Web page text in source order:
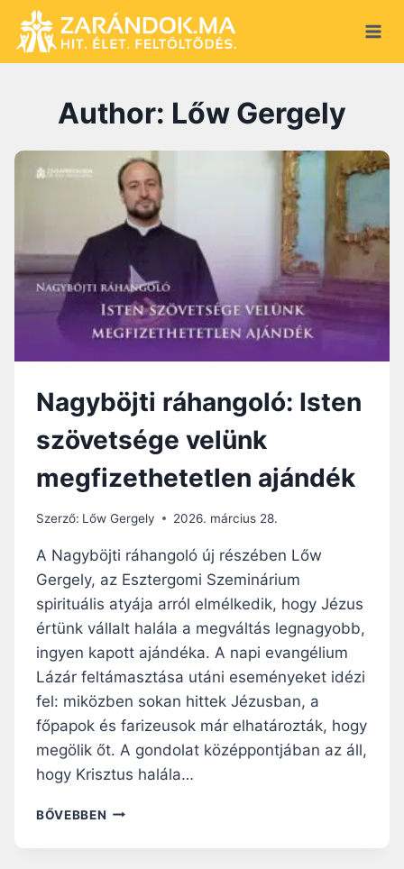
content
Author: Lőw Gergely
Nagyböjti ráhangoló: Isten
szövetsége velünk
megfizethetetlen ajándék
Szerző: Lőw Gergely 2026. március 28.
A Nagyböjti ráhangoló új részében Lőw
Gergely, az Esztergomi Szeminárium
spirituális atyája arról elmélkedik, hogy Jézus
értünk vállalt halála a megváltás legnagyobb,
ingyen kapott ajándéka. A napi evangélium
Lázár feltámasztása utáni eseményeket idézi
fel: miközben sokan hittek Jézusban, a
főpapok és farizeusok már elhatározták, hogy
megölik őt. A gondolat középpontjában az áll,
hogy Krisztus halála…
BŐVEBBEN NAGYBÖJTI